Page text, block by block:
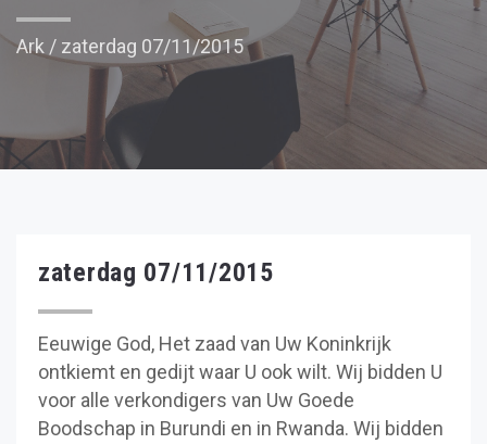
Ark / zaterdag 07/11/2015
zaterdag 07/11/2015
Eeuwige God, Het zaad van Uw Koninkrijk
ontkiemt en gedijt waar U ook wilt. Wij bidden U
voor alle verkondigers van Uw Goede
Boodschap in Burundi en in Rwanda. Wij bidden